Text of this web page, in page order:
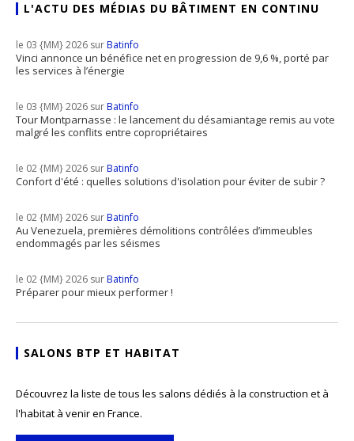
L'ACTU DES MÉDIAS DU BÂTIMENT EN CONTINU
le 03 {MM} 2026 surBatinfo
Vinci annonce un bénéfice net en progression de 9,6 %, porté par
les services à l’énergie
le 03 {MM} 2026 surBatinfo
Tour Montparnasse : le lancement du désamiantage remis au vote
malgré les conflits entre copropriétaires
le 02 {MM} 2026 surBatinfo
Confort d'été : quelles solutions d'isolation pour éviter de subir ?
le 02 {MM} 2026 surBatinfo
Au Venezuela, premières démolitions contrôlées d’immeubles
endommagés par les séismes
le 02 {MM} 2026 surBatinfo
Préparer pour mieux performer !
SALONS BTP ET HABITAT
Découvrez la liste de tous les salons dédiés à la construction et à
l'habitat à venir en France.